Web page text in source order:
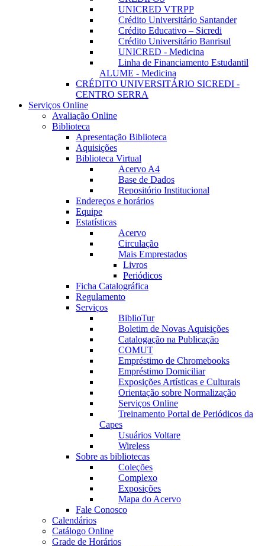
UNICRED VTRPP
Crédito Universitário Santander
Crédito Educativo – Sicredi
Crédito Universitário Banrisul
UNICRED - Medicina
Linha de Financiamento Estudantil
ALUME - Medicina
CRÉDITO UNIVERSITÁRIO SICREDI -
CENTRO SERRA
Serviços Online
Avaliação Online
Biblioteca
Apresentação Biblioteca
Aquisições
Biblioteca Virtual
Acervo A4
Base de Dados
Repositório Institucional
Endereços e horários
Equipe
Estatísticas
Acervo
Circulação
Mais Emprestados
Livros
Periódicos
Ficha Catalográfica
Regulamento
Serviços
BiblioTur
Boletim de Novas Aquisições
Catalogação na Publicação
COMUT
Empréstimo de Chromebooks
Empréstimo Domiciliar
Exposições Artísticas e Culturais
Orientação sobre Normalização
Serviços Online
Treinamento Portal de Periódicos da
Capes
Usuários Voltare
Wireless
Sobre as bibliotecas
Coleções
Complexo
Exposições
Mapa do Acervo
Fale Conosco
Calendários
Catálogo Online
Grade de Horários